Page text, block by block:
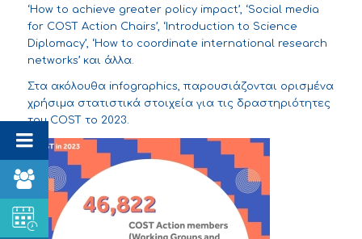
‘How to achieve greater policy impact’, ‘Social media
for COST Action Chairs’, ‘Introduction to Science
Diplomacy’, ‘How to coordinate international research
networks’ και άλλα.
Στα ακόλουθα infographics, παρουσιάζονται ορισμένα
χρήσιμα στατιστικά στοιχεία για τις δραστηριότητες
του COST το 2023.